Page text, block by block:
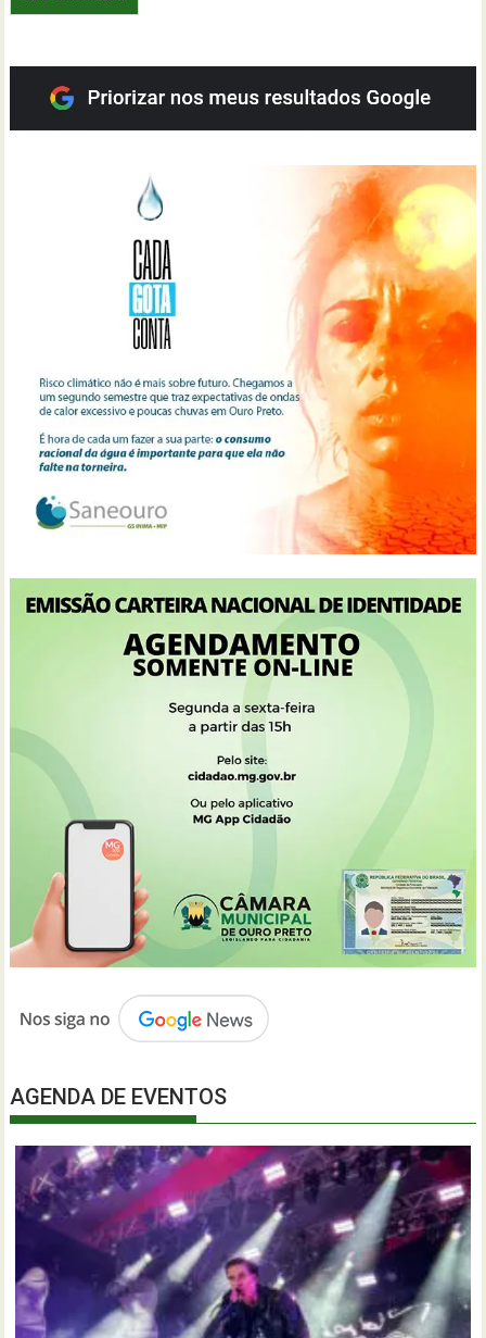
AGENDA DE EVENTOS